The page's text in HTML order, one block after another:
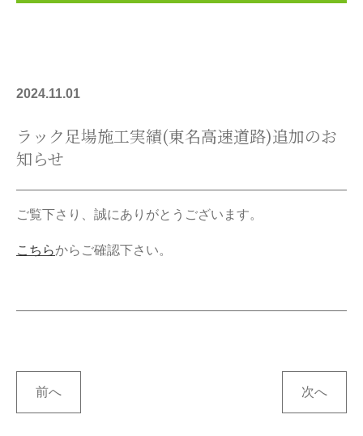
2024.11.01
ラック足場施工実績(東名高速道路)追加のお
知らせ
ご覧下さり、誠にありがとうございます。
こちらからご確認下さい。
前へ 次へ